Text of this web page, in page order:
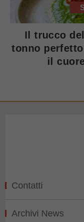
Il trucco
tonno
il
Contatti
Archivi News